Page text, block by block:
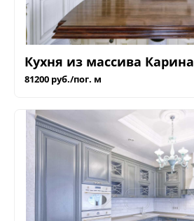
Кухня из массива Карина
81200 руб./пог. м